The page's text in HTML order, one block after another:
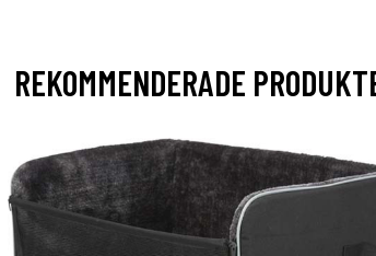
REKOMMENDERADE